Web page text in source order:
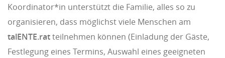
Koordinator*in unterstützt die Familie, alles so zu
organisieren, dass möglichst viele Menschen am
talENTE.ratteilnehmen können (Einladung der Gäste,
Festlegung eines Termins, Auswahl eines geeigneten